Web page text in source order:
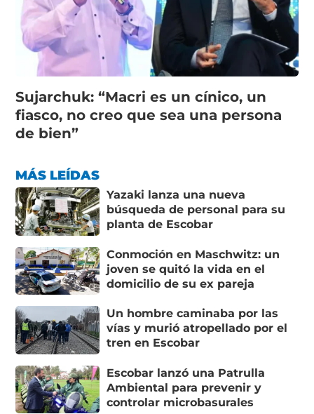
Sujarchuk: “Macri es un cínico, un
fiasco, no creo que sea una persona
de bien”
MÁS LEÍDAS
Yazaki lanza una nueva
búsqueda de personal para su
planta de Escobar
Conmoción en Maschwitz: un
joven se quitó la vida en el
domicilio de su ex pareja
Un hombre caminaba por las
vías y murió atropellado por el
tren en Escobar
Escobar lanzó una Patrulla
Ambiental para prevenir y
controlar microbasurales